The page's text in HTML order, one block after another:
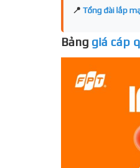
📍 Tổng đài lắp
Bảng giá cáp